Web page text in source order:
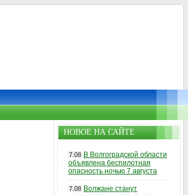
НОВОЕ НА САЙТЕ
7.08 В Волгоградской области
объявлена беспилотная
опасность ночью 7 августа
7.08 Волжане станут